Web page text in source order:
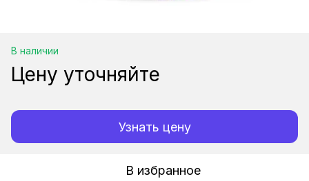
В наличии
Цену уточняйте
Узнать цену
В избранное